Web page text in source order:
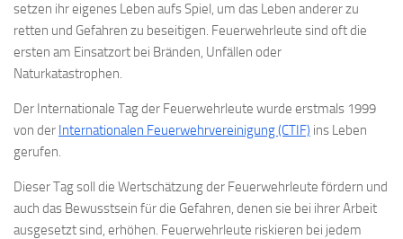
setzen ihr eigenes Leben aufs Spiel, um das Leben anderer zu
retten und Gefahren zu beseitigen. Feuerwehrleute sind oft die
ersten am Einsatzort bei Bränden, Unfällen oder
Naturkatastrophen.
Der Internationale Tag der Feuerwehrleute wurde erstmals 1999
von der Internationalen Feuerwehrvereinigung (CTIF) ins Leben
gerufen.
Dieser Tag soll die Wertschätzung der Feuerwehrleute fördern und
auch das Bewusstsein für die Gefahren, denen sie bei ihrer Arbeit
ausgesetzt sind, erhöhen. Feuerwehrleute riskieren bei jedem